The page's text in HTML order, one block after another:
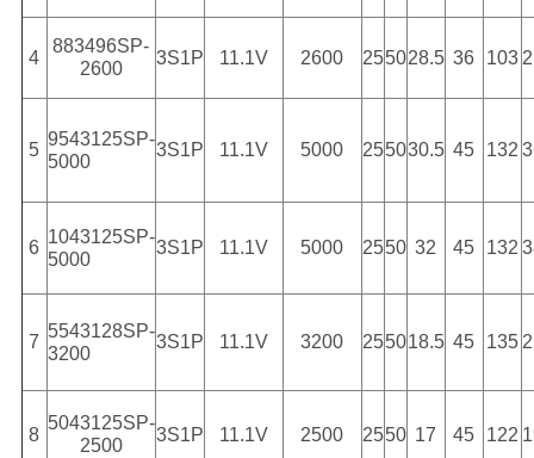
4
883496SP-
2600
3S1P 11.1V 2600 255028.5 36 103
5
9543125SP-
5000
3S1P 11.1V 5000 255030.5 45 132
6
1043125SP-
5000
3S1P 11.1V 5000 2550 32 45 132
7
5543128SP-
3200
3S1P 11.1V 3200 255018.5 45 135
8
5043125SP-
2500
3S1P 11.1V 2500 2550 17 45 122